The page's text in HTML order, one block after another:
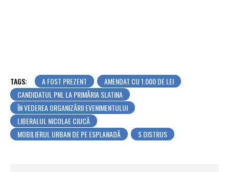
TAGS: A FOST PREZENT
AMENDAT CU 1.000 DE LEI
CANDIDATUL PNL LA PRIMĂRIA SLATINA
ÎN VEDEREA ORGANIZĂRII EVENIMENTULUI
LIBERALUL NICOLAE CIUCĂ
MOBILIERUL URBAN DE PE ESPLANADĂ
S DISTRUS